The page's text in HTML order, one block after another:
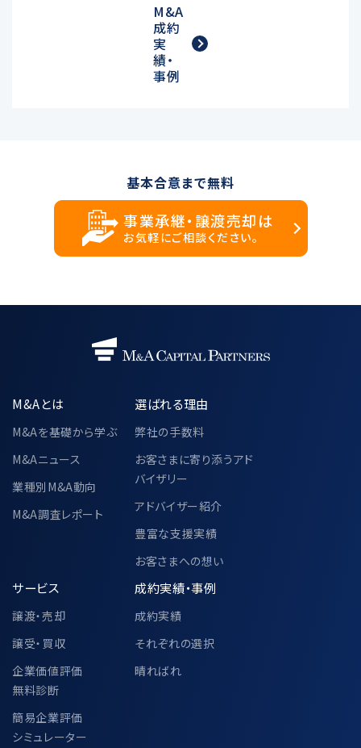
M&A
成約
実
績・
事例
基本合意まで無料
事業承継・譲渡売却は
お気軽にご相談ください。
M&Aとは
M&Aを基礎から学ぶ
M&Aニュース
業種別M&A動向
M&A調査レポート
選ばれる理由
弊社の手数料
お客さまに寄り添うアド
バイザリー
アドバイザー紹介
豊富な支援実績
お客さまへの想い
サービス
譲渡・売却
譲受・買収
企業価値評価
無料診断
簡易企業評価
シミュレーター
成約実績・事例
成約実績
それぞれの選択
晴ればれ